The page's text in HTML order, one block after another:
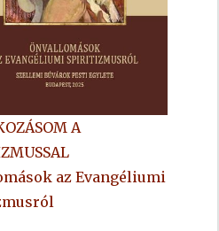
A
az Evangéliumi